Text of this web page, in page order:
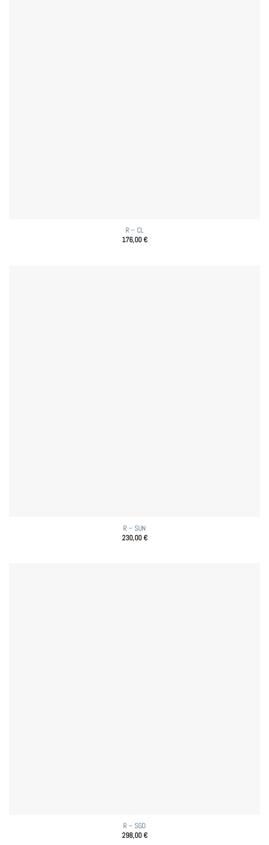
R – CL
176,00€
R – SUN
230,00€
R – SGD
298,00€